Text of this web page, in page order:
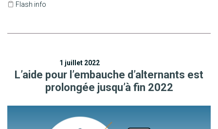
Flash info
1 juillet 2022
L’aide pour l’embauche d’alternants est
prolongée jusqu’à fin 2022